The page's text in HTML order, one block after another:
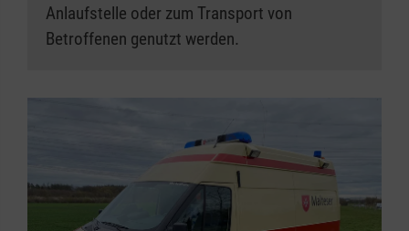
Anlaufstelle oder zum Transport von
Betroffenen genutzt werden.